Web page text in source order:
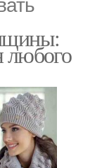
любого